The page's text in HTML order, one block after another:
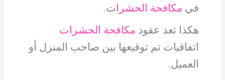
في مكافحة الحشرا ت.
هكذا تعد عقود مكافحة الحشرات
اتفاقيات تم توقيعها بين صاحب المنزل أو
العميل.